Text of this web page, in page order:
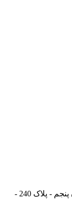
تهران - خیابان پاسداران - خیابان گلستان پنجم - پلاک 240 -